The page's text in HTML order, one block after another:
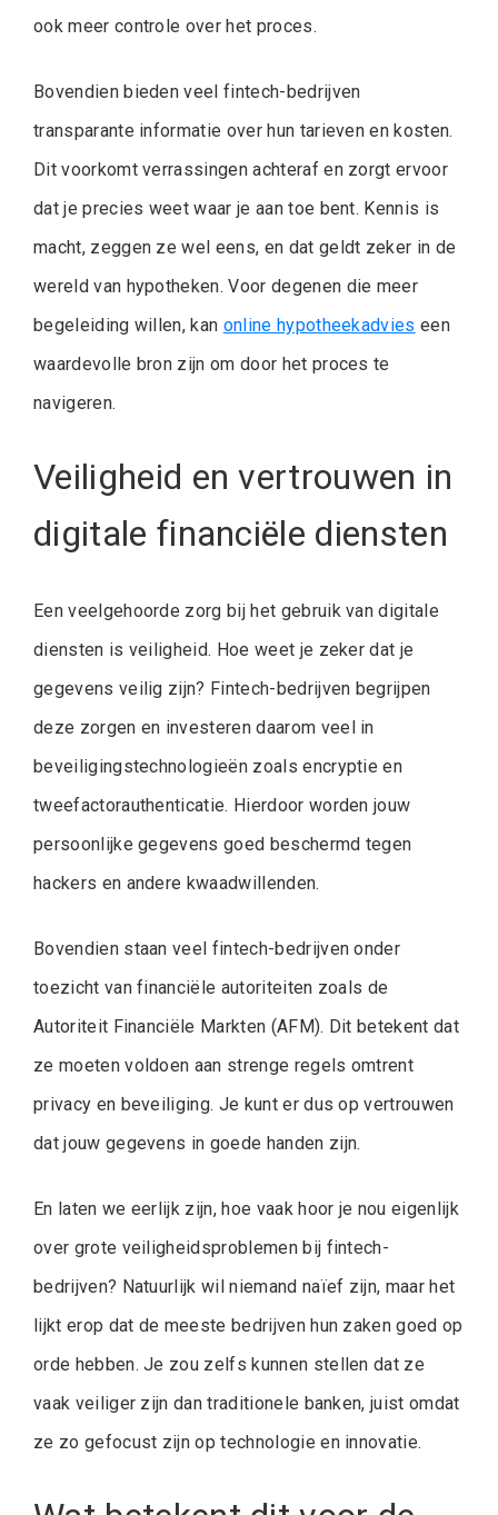
ook meer controle over het proces.
Bovendien bieden veel fintech-bedrijven
transparante informatie over hun tarieven en kosten.
Dit voorkomt verrassingen achteraf en zorgt ervoor
dat je precies weet waar je aan toe bent. Kennis is
macht, zeggen ze wel eens, en dat geldt zeker in de
wereld van hypotheken. Voor degenen die meer
begeleiding willen, kan online hypotheekadvies een
waardevolle bron zijn om door het proces te
navigeren.
Veiligheid en vertrouwen in
digitale financiële diensten
Een veelgehoorde zorg bij het gebruik van digitale
diensten is veiligheid. Hoe weet je zeker dat je
gegevens veilig zijn? Fintech-bedrijven begrijpen
deze zorgen en investeren daarom veel in
beveiligingstechnologieën zoals encryptie en
tweefactorauthenticatie. Hierdoor worden jouw
persoonlijke gegevens goed beschermd tegen
hackers en andere kwaadwillenden.
Bovendien staan veel fintech-bedrijven onder
toezicht van financiële autoriteiten zoals de
Autoriteit Financiële Markten (AFM). Dit betekent dat
ze moeten voldoen aan strenge regels omtrent
privacy en beveiliging. Je kunt er dus op vertrouwen
dat jouw gegevens in goede handen zijn.
En laten we eerlijk zijn, hoe vaak hoor je nou eigenlijk
over grote veiligheidsproblemen bij fintech-
bedrijven? Natuurlijk wil niemand naïef zijn, maar het
lijkt erop dat de meeste bedrijven hun zaken goed op
orde hebben. Je zou zelfs kunnen stellen dat ze
vaak veiliger zijn dan traditionele banken, juist omdat
ze zo gefocust zijn op technologie en innovatie.